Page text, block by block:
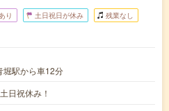
り 土日祝日が休み 残業なし
堀駅から車12分
日祝休み！